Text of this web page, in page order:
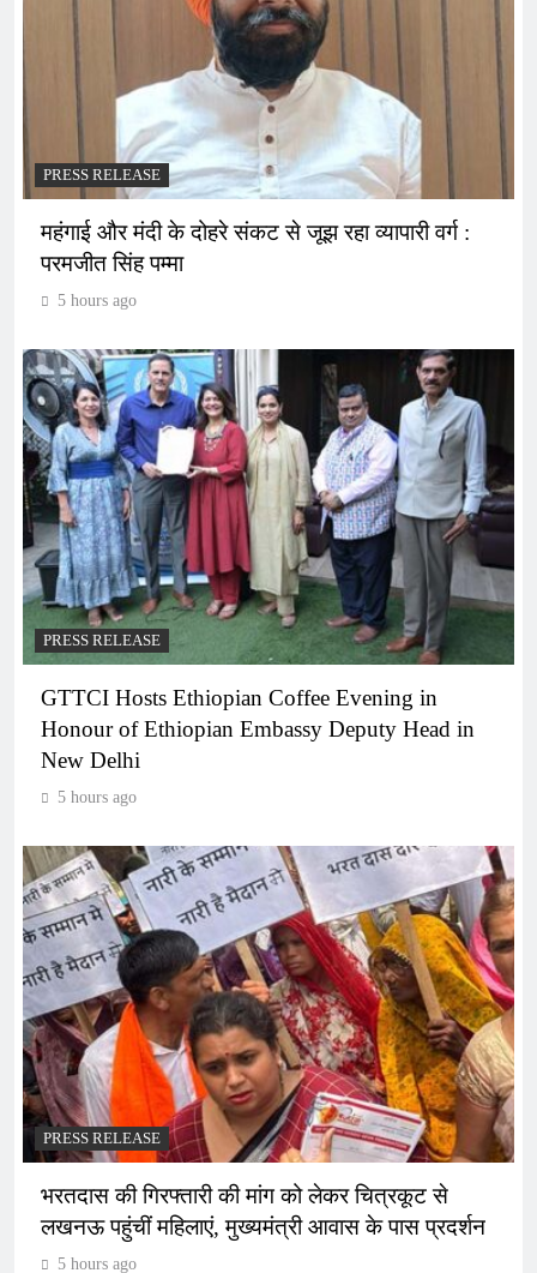
PRESS RELEASE
महंगाई और मंदी के दोहरे संकट से जूझ रहा व्यापारी वर्ग :
परमजीत सिंह पम्मा
5 hours ago
PRESS RELEASE
GTTCI Hosts Ethiopian Coffee Evening in
Honour of Ethiopian Embassy Deputy Head in
New Delhi
5 hours ago
PRESS RELEASE
भरतदास की गिरफ्तारी की मांग को लेकर चित्रकूट से
लखनऊ पहुंचीं महिलाएं, मुख्यमंत्री आवास के पास प्रदर्शन
5 hours ago